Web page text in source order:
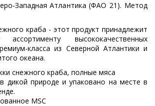
Западная Атлантика (ФАО 21). Метод
краба - этот продукт принадлежит
высококачественных
класса из Северной Атлантики и
океана.
снежного краба, полные мяса
дикой природе и упаковано на месте в
MSC